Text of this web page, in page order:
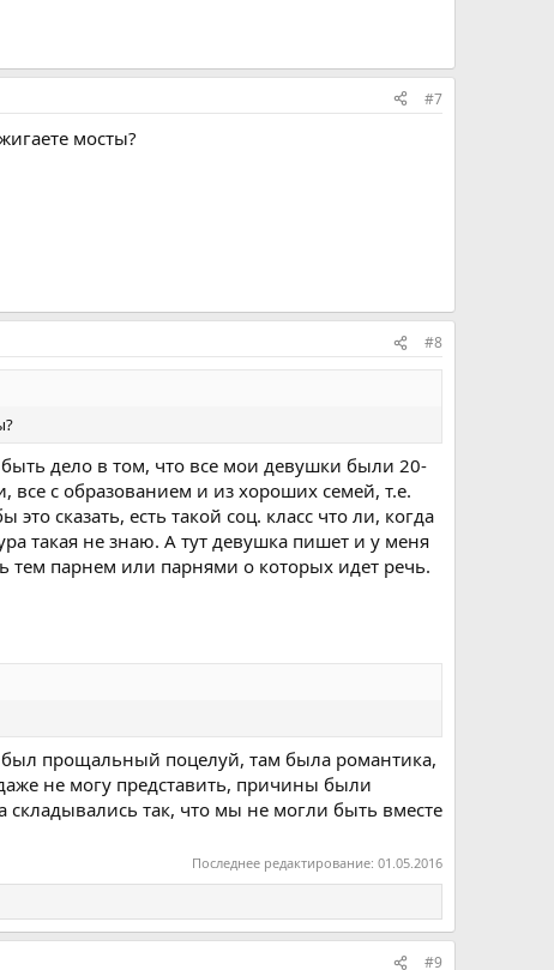
#7
мосты?
#8
дело в том, что все мои девушки были 20-
с образованием и из хороших семей, т.е.
сказать, есть такой соц. класс что ли, когда
такая не знаю. А тут девушка пишет и у меня
тем парнем или парнями о которых идет речь.
прощальный поцелуй, там была романтика,
не могу представить, причины были
складывались так, что мы не могли быть вместе
Последнее редактирование: 01.05.2016
#9